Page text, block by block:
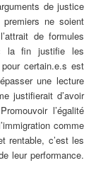
de justice
ne soient
de formules
la fin justifie les
certain.e.s est
une lecture
justifierait d’avoir
l’égalité
comme
rentable, c’est les
leur performance.